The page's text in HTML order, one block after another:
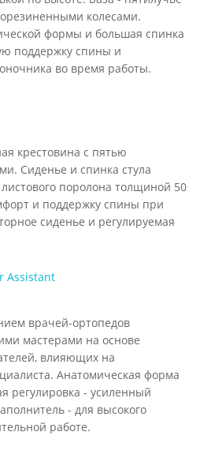
колесами.
формы и большая спинка
поддержку спины и
во время работы.
крестовина с пятью
Сиденье и спинка стула
поролона толщиной 50
и поддержку спины при
сиденье и регулируемая
Assistant
врачей-ортопедов
мастерами на основе
влияющих на
Анатомическая форма
регулировка - усиленный
- для высокого
работе.